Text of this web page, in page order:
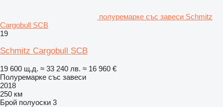
полуремарке със завеси Schmitz
Cargobull SCB
19
Schmitz Cargobull SCB
19 600 щ.д. ≈ 33 240 лв. ≈ 16 960 €
Полуремарке със завеси
2018
250 км
Брой полуоски 3